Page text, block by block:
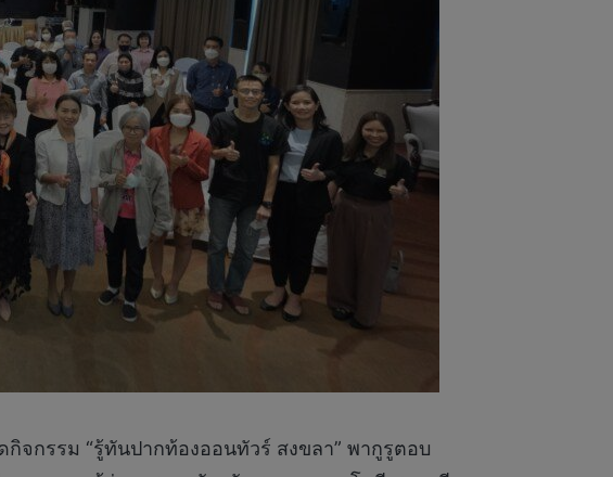
จกรรม “รู้ทันปากท้องออนทัวร์ สงขลา” พากูรูตอบ